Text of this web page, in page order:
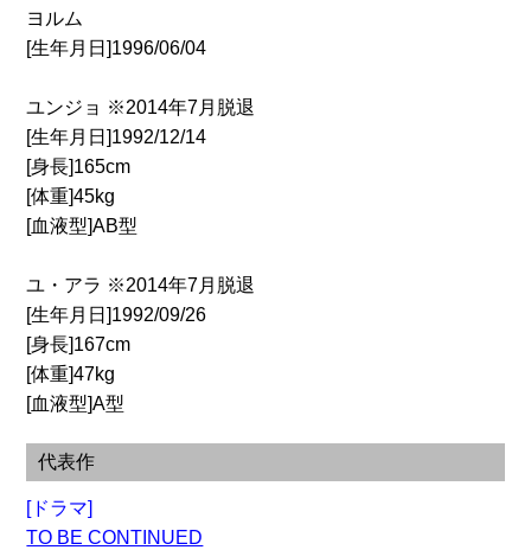
ヨルム
[生年月日]1996/06/04
ユンジョ ※2014年7月脱退
[生年月日]1992/12/14
[身長]165cm
[体重]45kg
[血液型]AB型
ユ・アラ ※2014年7月脱退
[生年月日]1992/09/26
[身長]167cm
[体重]47kg
[血液型]A型
代表作
[ドラマ]
TO BE CONTINUED